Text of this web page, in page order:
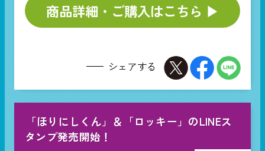
商品詳細・ご購入はこちら ▶︎
シェアする
「ほりにしくん」＆「ロッキー」のLINEス
タンプ発売開始！